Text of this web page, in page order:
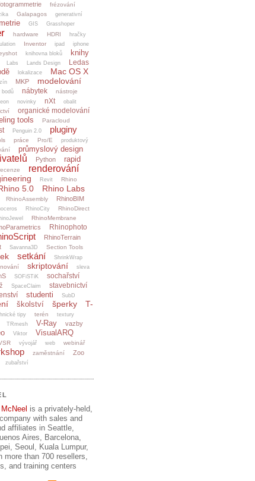
frézování
Galapagos
generativní
GIS Grasshoper
hardware HDRI hračky
Inventor ipad
iphone
knihovna bloků knihy
Labs Lands Design Ledas
lokalizace Mac OS X
MKP modelování
bodů nábytek nástroje
novinky nXt obalit
organické modelování
tools Paracloud
Penguin 2.0 pluginy
práce Pro/E
produktový
průmyslový design
Python
rapid
renderování
Revit Rhino
5.0 Rhino Labs
RhinoAssembly RhinoBIM
RhinoCity
RhinoDirect
RhinoMembrane
Rhinophoto
RhinoTerrain
Savanna3D Section Tools
setkání
ShrinkWrap
skriptování
sleva
SOFiSTiK sochařství
SpaceClaim stavebnictví
studenti SubD
školství šperky
T-
tipy terén
textury
TRmesh V-Ray vazby
Viktor VisualARQ
vývojář web
webinář
zaměstnání Zoo
zubařství
McNeel is a privately-held,
with sales and
affiliates in Seattle,
Aires, Barcelona,
Seoul, Kuala Lumpur,
more than 700 resellers,
and training centers